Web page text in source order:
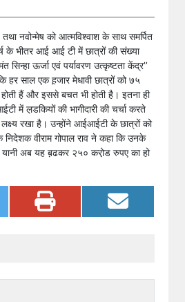
नवोन्मेष को आत्मविश्वाश के साथ समर्पित
के भीतर आई आई टी में छात्रों की संख्या
ऊर्जा एवं पर्यावरण उत्कृष्टता केंद्र’’
हर साल एक ह़जार मेधावी छात्रों को ७५
हैं और इससे बचत भी होती है। इतना ही
में ल़डकियों की भागीदारी की चर्चा करते
रखा है। उन्होंने आईआईटी के छात्रों को
वीराम गोपाल राव ने कहा कि उनके
है यानी अब यह ब़ढकर २५० करो़ड रुपए का हो